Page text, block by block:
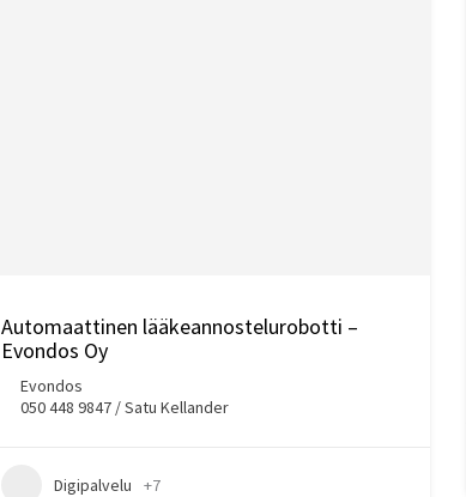
Automaattinen lääkeannostelurobotti –
Evondos Oy
Evondos
050 448 9847 / Satu Kellander
Digipalvelu +7